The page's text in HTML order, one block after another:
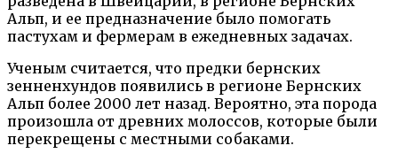
Альп, и ее предназначение было помогать
пастухам и фермерам в ежедневных задачах.
Ученым считается, что предки бернских
зенненхундов появились в регионе Бернских
Альп более 2000 лет назад. Вероятно, эта порода
произошла от древних молоссов, которые были
перекрещены с местными собаками.